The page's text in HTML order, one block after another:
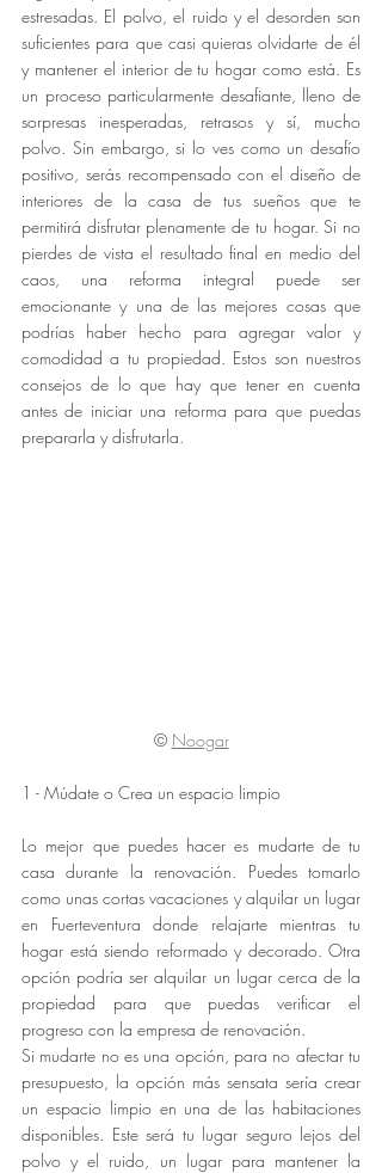
estresadas. El polvo, el ruido y el desorden son
suficientes para que casi quieras olvidarte de él
y mantener el interior de tu hogar como está. Es
un proceso particularmente desafiante, lleno de
sorpresas inesperadas, retrasos y sí, mucho
polvo. Sin embargo, si lo ves como un desafío
positivo, serás recompensado con el diseño de
interiores de la casa de tus sueños que te
permitirá disfrutar plenamente de tu hogar. Si no
pierdes de vista el resultado final en medio del
caos, una reforma integral puede ser
emocionante y una de las mejores cosas que
podrías haber hecho para agregar valor y
comodidad a tu propiedad. Estos son nuestros
consejos de lo que hay que tener en cuenta
antes de iniciar una reforma para que puedas
prepararla y disfrutarla.
© Noogar
1 - Múdate o Crea un espacio limpio
Lo mejor que puedes hacer es mudarte de tu
casa durante la renovación. Puedes tomarlo
como unas cortas vacaciones y alquilar un lugar
en Fuerteventura donde relajarte mientras tu
hogar está siendo reformado y decorado. Otra
opción podría ser alquilar un lugar cerca de la
propiedad para que puedas verificar el
progreso con la empresa de renovación.
Si mudarte no es una opción, para no afectar tu
presupuesto, la opción más sensata sería crear
un espacio limpio en una de las habitaciones
disponibles. Este será tu lugar seguro lejos del
polvo y el ruido, un lugar para mantener la